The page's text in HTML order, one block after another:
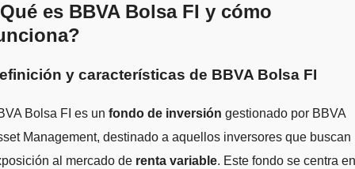
es BBVA Bolsa FI y cómo
y características de BBVA Bolsa FI
Bolsa FI es un fondo de inversión gestionado por BBVA
Management, destinado a aquellos inversores que buscan
al mercado de renta variable. Este fondo se centra en